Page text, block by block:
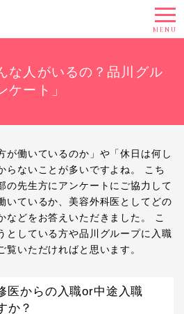
MENU
な人がいるの？品川グル
ケート」
が働いているのか」や「休日は何し
らないことが多いですよね。 こち
の先生方にアンケートにご協力して
いているか、美容外科医としてどの
などをお答えいただきました。 こ
としている方や品川グループに入職
覧いただければと思います。
医からの入職or中途入職
か？